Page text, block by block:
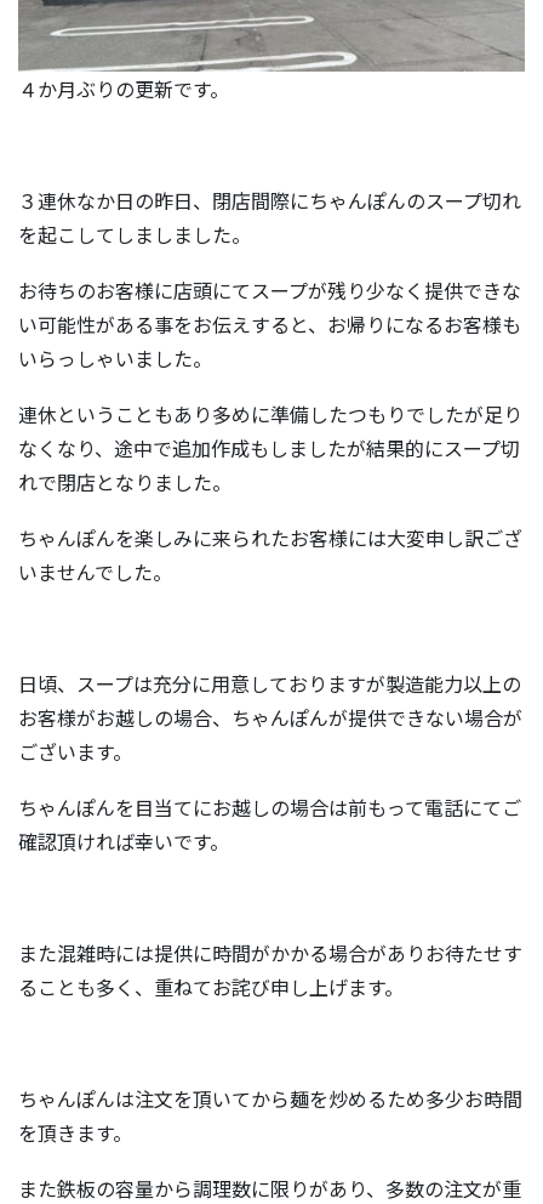
４か月ぶりの更新です。
３連休なか日の昨日、閉店間際にちゃんぽんのスープ切れ
を起こしてしましました。
お待ちのお客様に店頭にてスープが残り少なく提供できな
い可能性がある事をお伝えすると、お帰りになるお客様も
いらっしゃいました。
連休ということもあり多めに準備したつもりでしたが足り
なくなり、途中で追加作成もしましたが結果的にスープ切
れで閉店となりました。
ちゃんぽんを楽しみに来られたお客様には大変申し訳ござ
いませんでした。
日頃、スープは充分に用意しておりますが製造能力以上の
お客様がお越しの場合、ちゃんぽんが提供できない場合が
ございます。
ちゃんぽんを目当てにお越しの場合は前もって電話にてご
確認頂ければ幸いです。
また混雑時には提供に時間がかかる場合がありお待たせす
ることも多く、重ねてお詫び申し上げます。
ちゃんぽんは注文を頂いてから麺を炒めるため多少お時間
を頂きます。
また鉄板の容量から調理数に限りがあり、多数の注文が重